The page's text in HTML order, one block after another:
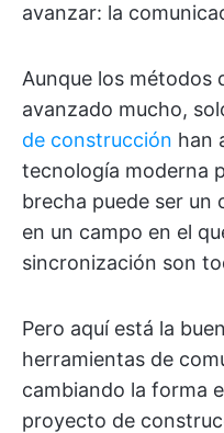
avanzar: la
Aunque los métodos
avanzado mucho,
de construcción han
tecnología moderna
brecha puede ser un
en un campo en el
sincronización son
Pero aquí está la
herramientas de
cambiando la forma
proyecto de